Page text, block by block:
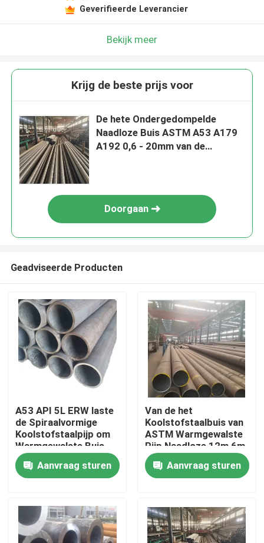
Huis
Ongeveer ons
Geverifieerde Leverancier
Bekijk meer
Krijg de beste prijs voor
De hete Ondergedompelde
Naadloze Buis ASTM A53 A179
A192 0,6 - 20mm van de
Doorgaan
Geadviseerde Producten
A53 API 5L ERW laste
de Spiraalvormige
Koolstofstaalpijp om
Warmgewalste Buis
0.8mm
Aanvraag sturen
Van de het
Koolstofstaalbuis van
ASTM Warmgewalste
Pijp Naadloze 12m 6m
6.4m ERW
Aanvraag sturen